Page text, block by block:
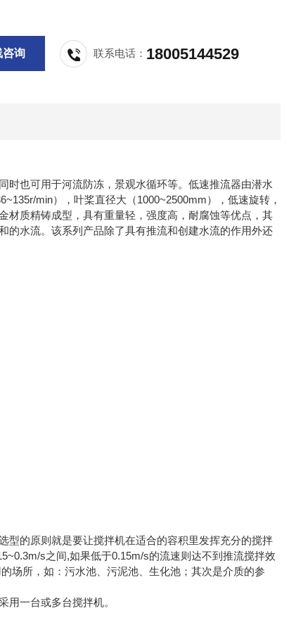
咨询 联系电话： 18005144529
时也可用于河流防冻，景观水循环等。低速推流器由潜水
min），叶桨直径大（1000~2500mm），低速旋转，
材质精铸成型，具有重量轻，强度高，耐腐蚀等优点，其
的水流。该系列产品除了具有推流和创建水流的作用外还
型的原则就是要让搅拌机在适合的容积里发挥充分的搅拌
s之间,如果低于0.15m/s的流速则达不到推流搅拌效
场所，如：污水池、污泥池、生化池；其次是介质的参
用一台或多台搅拌机。